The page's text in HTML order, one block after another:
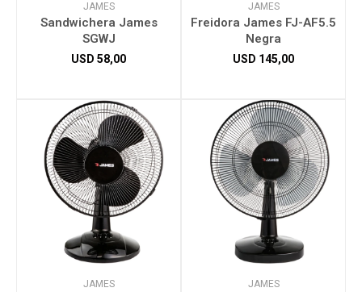
JAMES
Sandwichera James
SGWJ
USD 58,00
JAMES
Freidora James FJ-AF5.5
Negra
USD 145,00
JAMES JAMES